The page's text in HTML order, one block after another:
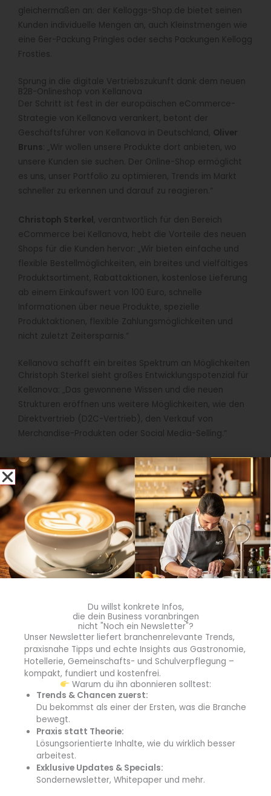
gleichermaßen an: der Kelloggs-Shop.de bietet seinen
Kunden individuelle Mengen an, auch Kleinstmengen wie
eine 6er-Packung Pringles oder sechs Packungen Kellogg
Frosties.
Sprung in die digitale Vertriebszukunft dank dem neuen
B2B-Onlineshop von Kellanova
Der Schritt ist fest in der europäischen eCommerce-
Strategie von Kellanova verankert, betont der
Geschäftsführer von Kellanova in Deutschland, Oliver
Bruns : „Wir wollen unsere Produkte dort anbieten, wo
unsere Kunden sie suchen. Der Online-Shop ermöglicht
es uns, unser Portfolio zu optimieren, Trends im Markt
schneller zu erkennen und darauf zu reagieren.“
Christoph Sterkel, verantwortlich für den Bereich
eCommerce bei Kellanova, hebt die Vorteile des neuen
Shops für die Kunden hervor: „Wir bieten einfache und
flexible Bestellmöglichkeiten, ein breites und vielfältiges
Produktsortiment, Rabattaktionen, kostenlose Lieferung
ab einem Einkaufswert von 100 Euro, schnelle
Informationen über neue Produkte, spezielle
Produktaktionen, flexible Zahlungsmöglichkeiten und
nicht zuletzt Zeitersparnis.“
Kellanova schafft ein breites Spektrum an Möglichkeiten
Christoph Sterkel sieht großes Entwicklungspotenzial für
Kellanova: „Das gewonnene Wissen und die neuen
Strukturen eröffnen uns weitere Möglichkeiten, wie den
Direktvertrieb (D2C-Vertrieb), den Verkauf von
Merchandise-Produkten oder Social Media-Selling.“
Mit der Einführung des Onlineshops schafft Kellanova
neue Strukturen. Dazu gehört die Nutzung einesfür den
Bereich E-Commerce vorgesehenen Lagers, das
speziell für den Versand von Paketen ausgelegt ist.
Damit bedient Kellanova nicht nur klassische
Vertriebswege, sondern auch Business-to-Business
(B2B), andere digitale Plattformen auf denen Händler
ihre Waren anbieten (Marketplaces) und den Verkauf
von Produkten in den sozialen Medien (Social
Quelle: Kellogg Deutschland
blgastro.de
Die Redaktion von
blgastro.de berichtet über
Trends und Themen aus
dem gesamten Außer-
Du willst konkrete Infos,
die dein Business voranbringen
nicht "Noch ein Newsletter"?
Unser Newsletter liefert branchenrelevante Trends,
praxisnahe Tipps und echte Insights aus Gastronomie,
Hotellerie, Gemeinschafts- und Schulverpflegung –
kompakt, fundiert und kostenfrei.
Warum du ihn abonnieren solltest:
Trends & Chancen zuerst:
Du bekommst als einer der Ersten, was die Branche
bewegt.
Praxis statt Theorie:
Lösungsorientierte Inhalte, wie du wirklich besser
arbeitest.
Exklusive Updates & Specials:
Sondernewsletter, Whitepaper und mehr.